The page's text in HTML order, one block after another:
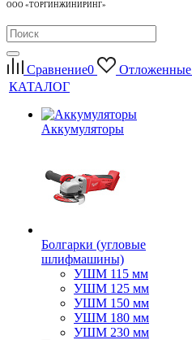
ООО «ТОРГИНЖИНИРИНГ»
Сравнение0 Отложенные
КАТАЛОГ
Аккумуляторы
Болгарки (угловые
шлифмашины)
УШМ 115 мм
УШМ 125 мм
УШМ 150 мм
УШМ 180 мм
УШМ 230 мм